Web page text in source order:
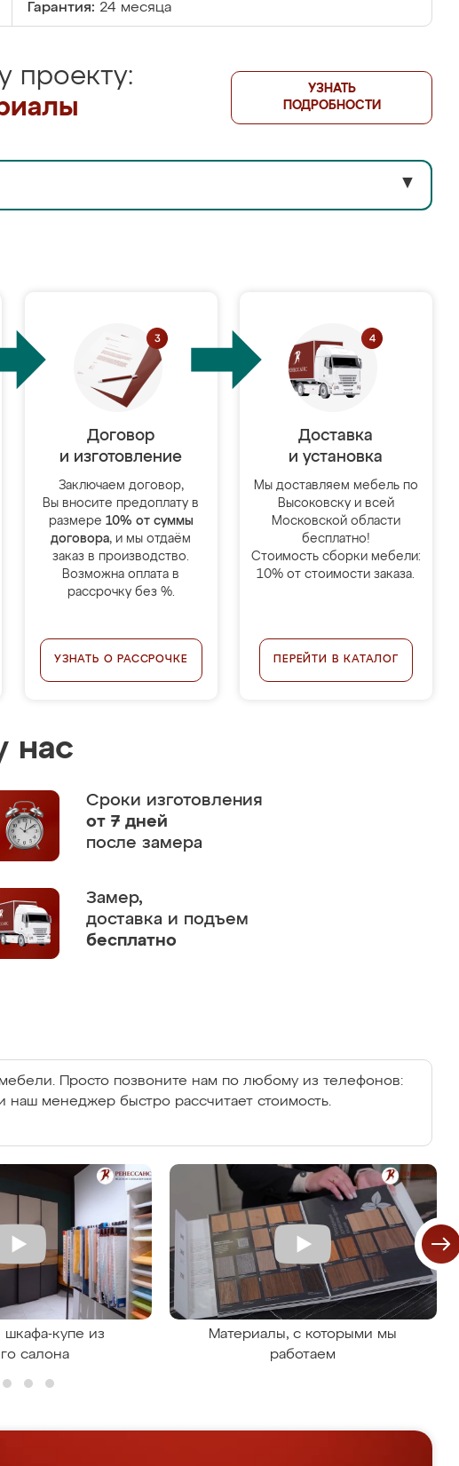
Гарантия: 24 месяца
проекту:
УЗНАТЬ
ПОДРОБНОСТИ
▼
Договор
и изготовление
Заключаем договор,
Вы вносите предоплату в
размере 10% от суммы
договора, и мы отдаём
заказ в производство.
Возможна оплата в
рассрочку без %.
УЗНАТЬ О РАССРОЧКЕ
Доставка
и установка
Мы доставляем мебель по
Высоковску и всей
Московской области
бесплатно!
Стоимость сборки мебели:
10% от стоимости заказа.
ПЕРЕЙТИ В КАТАЛОГ
нас
Сроки изготовления
от 7 дней
после замера
Замер,
доставка и подъем
бесплатно
Просто позвоните нам по любому из телефонов:
наш менеджер быстро рассчитает стоимость.
купе из
салона
Материалы, с которыми мы
работаем